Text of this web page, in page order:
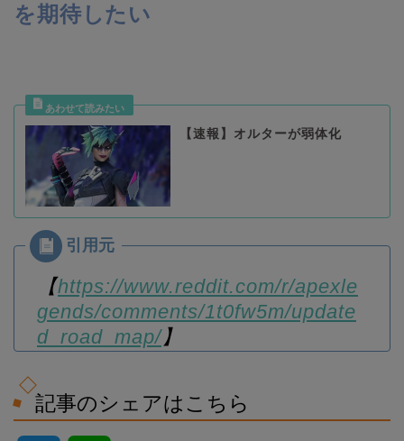
を期待したい
【速報】オルターが弱体化
【https://www.reddit.com/r/apexle
gends/comments/1t0fw5m/update
d_road_map/】
記事のシェアはこちら